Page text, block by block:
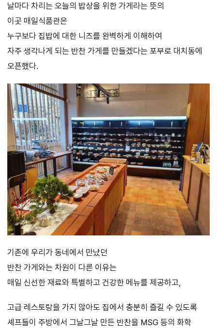
날마다 차리는 오늘의 밥상을 위한 가게라는 뜻의
이곳 매일식품관은
누구보다 집밥에 대한 니즈를 완벽하게 이해하여
자주 생각나게 되는 반찬 가게를 만들겠다는 포부로 대치동에
오픈했다.
기존에 우리가 동네에서 만났던
반찬 가게와는 차원이 다른 이유는
매일 신선한 재료와 특별하고 건강한 메뉴를 제공하고,
고급 레스토랑을 가지 않아도 집에서 충분히 즐길 수 있도록
셰프들이 주방에서 그날그날 만든 반찬을 MSG 등의 화학